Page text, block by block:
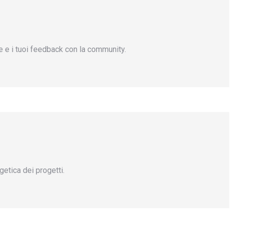
i tuoi feedback con la community.
dei progetti.